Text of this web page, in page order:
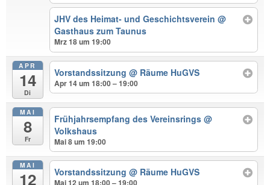
JHV des Heimat- und Geschichtsverein@
Gasthaus zum Taunus
Mrz 18 um 19:00
APR
14
Di
Vorstandssitzung@ Räume HuGVS
Apr 14 um 18:00 – 19:00
MAI
8
Fr
Frühjahrsempfang des Vereinsrings@
Volkshaus
Mai 8 um 19:00
MAI
12 Vorstandssitzung@ Räume HuGVS
Mai 12 um 18:00 – 19:00